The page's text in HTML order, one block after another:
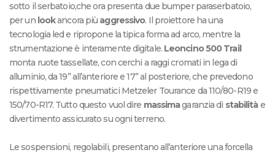
sotto il serbatoio,che ora presenta due bumper paraserbatoio,
per un lookancora più aggressivo. Il proiettore ha una
tecnologia led e ripropone la tipica forma ad arco, mentre la
strumentazione è interamente digitale. Leoncino 500 Trail
monta ruote tassellate, con cerchi a raggi cromati in lega di
alluminio, da 19” all’anteriore e 17” al posteriore, che prevedono
rispettivamente pneumatici Metzeler Tourance da 110/80-R19 e
150/70-R17. Tutto questo vuol dire massimagaranzia di stabilitàe
divertimento assicurato su ogni terreno.
Le sospensioni, regolabili, presentano all’anteriore una forcella